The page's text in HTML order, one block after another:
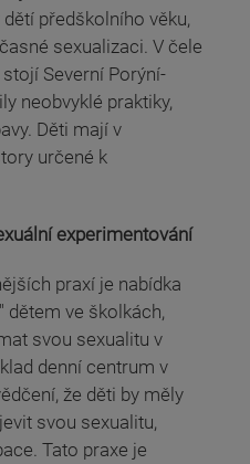
předškolního věku,
sexualizaci. V čele
Severní Porýní-
neobvyklé praktiky,
Děti mají v
určené k
experimentování
praxí je nabídka
dětem ve školkách,
svou sexualitu v
denní centrum v
že děti by měly
svou sexualitu,
Tato praxe je